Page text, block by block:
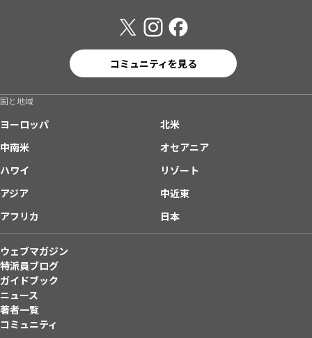
コミュニティを見る
国と地域
ヨーロッパ
北米
中南米
オセアニア
ハワイ
リゾート
アジア
中近東
アフリカ
日本
ウェブマガジン
特派員ブログ
ガイドブック
ニュース
著者一覧
コミュニティ